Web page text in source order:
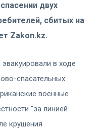
двух
сбитых на
Zakon.kz.
в ходе
спасательных
военные
"за линией
крушения